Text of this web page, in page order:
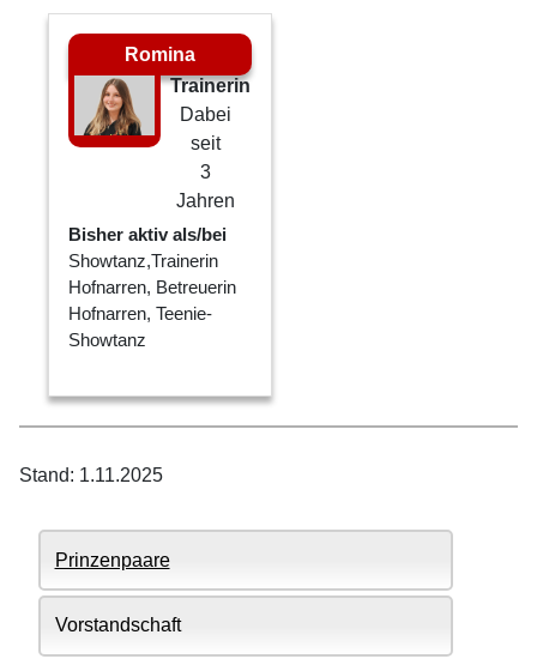
Prinzenpaare
Vorstandschaft
Romina
Trainerin
Dabei
seit
3
Jahren
Bisher aktiv als/bei
Showtanz,Trainerin
Hofnarren, Betreuerin
Hofnarren, Teenie-
Showtanz
Stand: 1.11.2025